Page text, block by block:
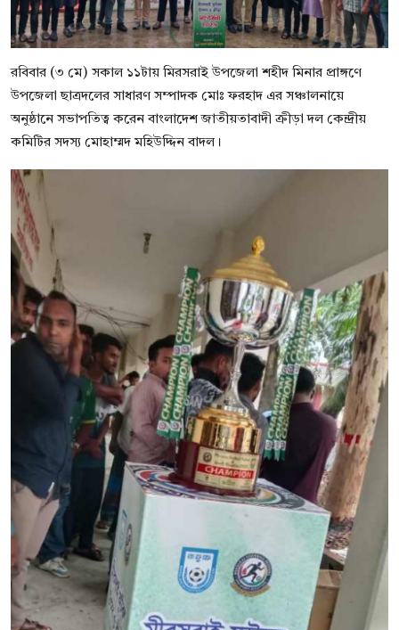
রবিবার (৩ মে) সকাল ১১টায় মিরসরাই উপজেলা শহীদ মিনার প্রাঙ্গণে
উপজেলা ছাত্রদলের সাধারণ সম্পাদক মোঃ ফরহাদ এর সঞ্চালনায়ে
অনুষ্ঠানে সভাপতিত্ব করেন বাংলাদেশ জাতীয়তাবাদী ক্রীড়া দল কেন্দ্রীয়
কমিটির সদস্য মোহাম্মদ মহিউদ্দিন বাদল।